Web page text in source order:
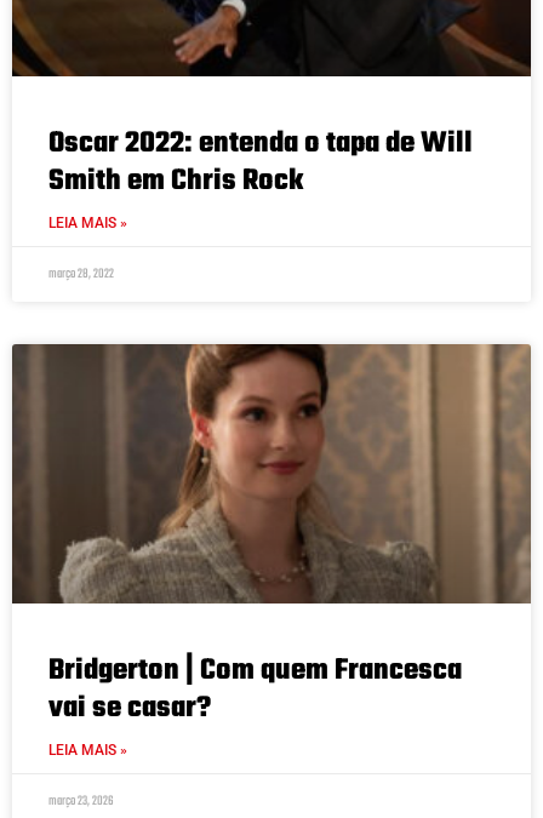
Oscar 2022: entenda o tapa de Will
Smith em Chris Rock
LEIA MAIS »
março 28, 2022
Bridgerton | Com quem Francesca
vai se casar?
LEIA MAIS »
março 23, 2026